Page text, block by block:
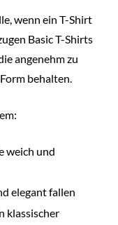
wenn ein T-Shirt
Basic T-Shirts
angenehm zu
behalten.
weich und
elegant fallen
klassischer